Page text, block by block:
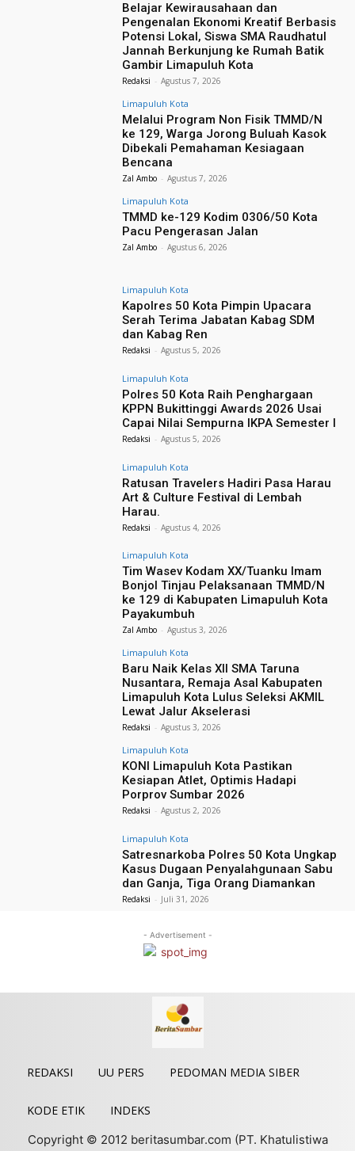
Belajar Kewirausahaan dan
Pengenalan Ekonomi Kreatif Berbasis
Potensi Lokal, Siswa SMA Raudhatul
Jannah Berkunjung ke Rumah Batik
Gambir Limapuluh Kota
Redaksi - Agustus 7, 2026
Limapuluh Kota
Melalui Program Non Fisik TMMD/N
ke 129, Warga Jorong Buluah Kasok
Dibekali Pemahaman Kesiagaan
Bencana
Zal Ambo - Agustus 7, 2026
Limapuluh Kota
TMMD ke-129 Kodim 0306/50 Kota
Pacu Pengerasan Jalan
Zal Ambo - Agustus 6, 2026
Limapuluh Kota
Kapolres 50 Kota Pimpin Upacara
Serah Terima Jabatan Kabag SDM
dan Kabag Ren
Redaksi - Agustus 5, 2026
Limapuluh Kota
Polres 50 Kota Raih Penghargaan
KPPN Bukittinggi Awards 2026 Usai
Capai Nilai Sempurna IKPA Semester I
Redaksi - Agustus 5, 2026
Limapuluh Kota
Ratusan Travelers Hadiri Pasa Harau
Art & Culture Festival di Lembah
Harau.
Redaksi - Agustus 4, 2026
Limapuluh Kota
Tim Wasev Kodam XX/Tuanku Imam
Bonjol Tinjau Pelaksanaan TMMD/N
ke 129 di Kabupaten Limapuluh Kota
Payakumbuh
Zal Ambo - Agustus 3, 2026
Limapuluh Kota
Baru Naik Kelas XII SMA Taruna
Nusantara, Remaja Asal Kabupaten
Limapuluh Kota Lulus Seleksi AKMIL
Lewat Jalur Akselerasi
Redaksi - Agustus 3, 2026
Limapuluh Kota
KONI Limapuluh Kota Pastikan
Kesiapan Atlet, Optimis Hadapi
Porprov Sumbar 2026
Redaksi - Agustus 2, 2026
Limapuluh Kota
Satresnarkoba Polres 50 Kota Ungkap
Kasus Dugaan Penyalahgunaan Sabu
dan Ganja, Tiga Orang Diamankan
Redaksi - Juli 31, 2026
- Advertisement -
REDAKSI UU PERS PEDOMAN MEDIA SIBER
KODE ETIK
INDEKS
Copyright © 2012 beritasumbar.com (PT. Khatulistiwa